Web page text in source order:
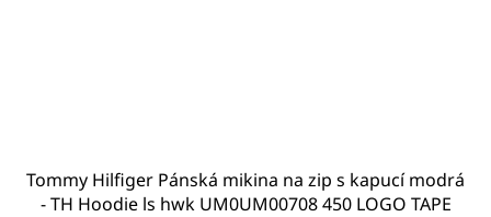
Tommy Hilfiger Pánská mikina na zip s kapucí modrá
- TH Hoodie ls hwk UM0UM00708 450 LOGO TAPE